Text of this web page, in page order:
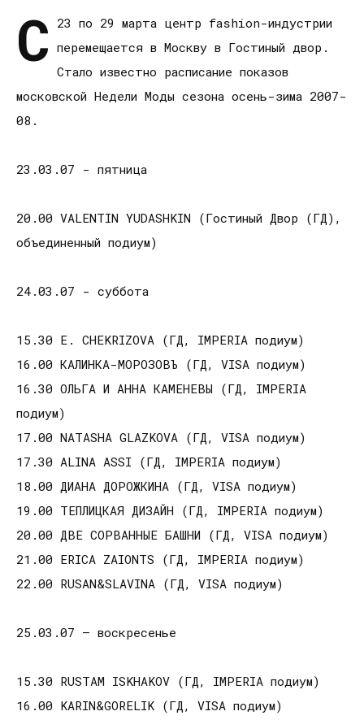
С 23 по 29 марта центр fashion-индустрии
перемещается в Москву в Гостиный двор.
Стало известно расписание показов
московской Недели Моды сезона осень-зима 2007-
08.
23.03.07 - пятница
20.00 VALENTIN YUDASHKIN (Гостиный Двор (ГД),
объединенный подиум)
24.03.07 - суббота
15.30 E. CHEKRIZOVA (ГД, IMPERIA подиум)
16.00 КАЛИНКА-МОРОЗОВЪ (ГД, VISA подиум)
16.30 ОЛЬГА И АННА КАМЕНЕВЫ (ГД, IMPERIA
подиум)
17.00 NATASHA GLAZKOVA (ГД, VISA подиум)
17.30 ALINA ASSI (ГД, IMPERIA подиум)
18.00 ДИАНА ДОРОЖКИНА (ГД, VISA подиум)
19.00 ТЕПЛИЦКАЯ ДИЗАЙН (ГД, IMPERIA подиум)
20.00 ДВЕ СОРВАННЫЕ БАШНИ (ГД, VISA подиум)
21.00 ERICA ZAIONTS (ГД, IMPERIA подиум)
22.00 RUSAN&SLAVINA (ГД, VISA подиум)
25.03.07 – воскресенье
15.30 RUSTAM ISKHAKOV (ГД, IMPERIA подиум)
16.00 KARIN&GORELIK (ГД, VISA подиум)